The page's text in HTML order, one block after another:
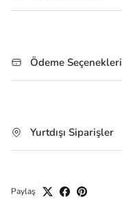
Ödeme Seçenekleri
Yurtdışı Siparişler
Paylaş